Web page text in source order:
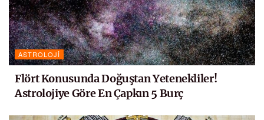
ASTROLOJI
Flört Konusunda Doğuştan Yetenekliler!
Astrolojiye Göre En Çapkın 5 Burç